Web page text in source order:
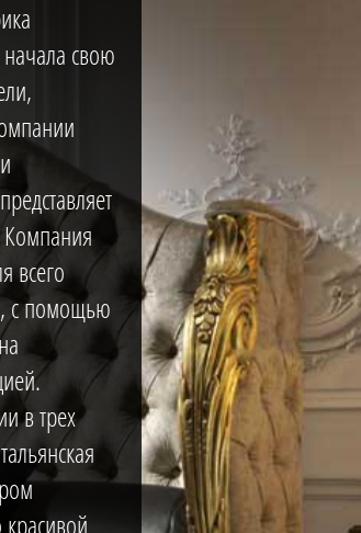
свою
Компания
всего
с помощью
в трех